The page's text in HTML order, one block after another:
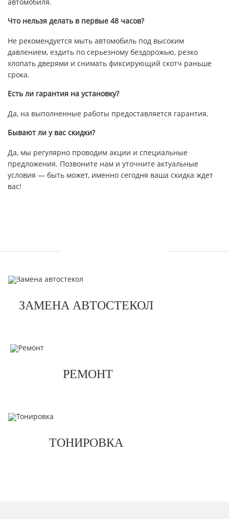
Что нельзя делать в первые 48 часов?
Не рекомендуется мыть автомобиль под высоким
давлением, ездить по серьезному бездорожью, резко
хлопать дверями и снимать фиксирующий скотч раньше
срока.
Есть ли гарантия на установку?
Да, на выполненные работы предоставляется гарантия.
Бывают ли у вас скидки?
Да, мы регулярно проводим акции и специальные
предложения. Позвоните нам и уточните актуальные
условия — быть может, именно сегодня ваша скидка ждет
вас!
ЗАМЕНА АВТОСТЕКОЛ
РЕМОНТ
ТОНИРОВКА